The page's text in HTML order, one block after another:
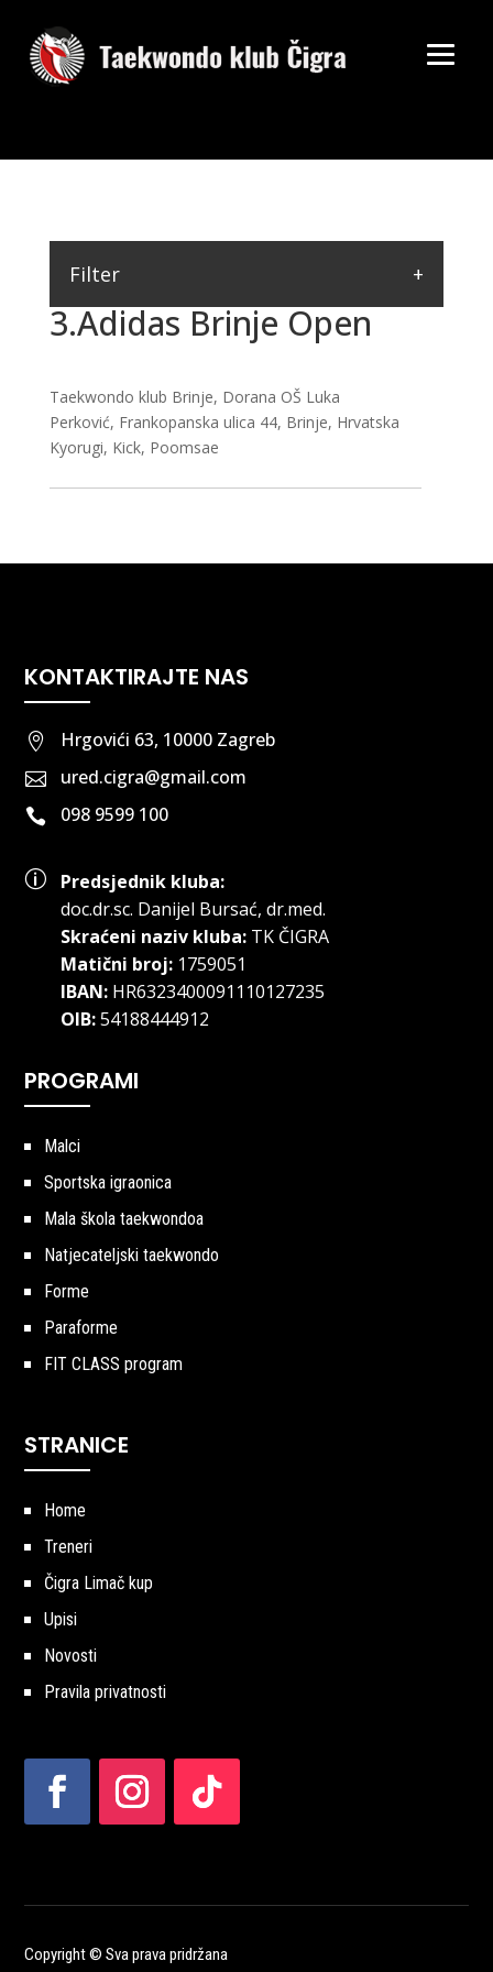
3.Adidas Brinje Open
Taekwondo klub Brinje, Dorana OŠ Luka
Perković, Frankopanska ulica 44, Brinje, Hrvatska
Kyorugi, Kick, Poomsae
Filter
KONTAKTIRAJTE NAS
 Hrgovići 63, 10000 Zagreb
 ured.cigra@gmail.com
 098 9599 100
p
Predsjednik kluba:
doc.dr.sc. Danijel Bursać, dr.med.
Skraćeni naziv kluba:TK ČIGRA
Matični broj:1759051
IBAN:HR6323400091110127235
OIB:54188444912
PROGRAMI
Malci
Sportska igraonica
Mala škola taekwondoa
Natjecateljski taekwondo
Forme
Paraforme
FIT CLASS program
STRANICE
Home
Treneri
Čigra Limač kup
Upisi
Novosti
Pravila privatnosti
Copyright © Sva prava pridržana